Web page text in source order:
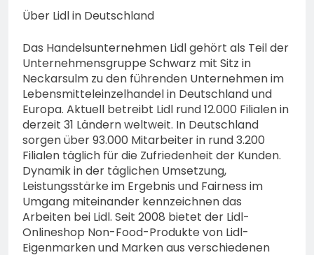
Über Lidl in Deutschland
Das Handelsunternehmen Lidl gehört als Teil der
Unternehmensgruppe Schwarz mit Sitz in
Neckarsulm zu den führenden Unternehmen im
Lebensmitteleinzelhandel in Deutschland und
Europa. Aktuell betreibt Lidl rund 12.000 Filialen in
derzeit 31 Ländern weltweit. In Deutschland
sorgen über 93.000 Mitarbeiter in rund 3.200
Filialen täglich für die Zufriedenheit der Kunden.
Dynamik in der täglichen Umsetzung,
Leistungsstärke im Ergebnis und Fairness im
Umgang miteinander kennzeichnen das
Arbeiten bei Lidl. Seit 2008 bietet der Lidl-
Onlineshop Non-Food-Produkte von Lidl-
Eigenmarken und Marken aus verschiedenen